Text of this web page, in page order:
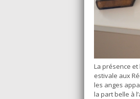
La présence
estivale aux
les anges
la part belle à